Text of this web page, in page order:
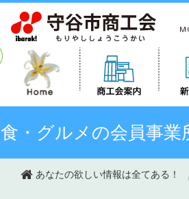
食・グルメの会員事業
あなたの欲しい情報は全てある！